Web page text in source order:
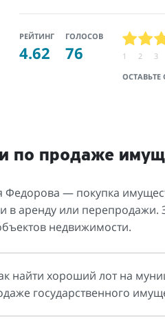
РЕЙТИНГ
4.62
ГОЛОСОВ
76
ОСТАВЬТЕ
1 2 3
по продаже
Федорова — покупка
аренду или перепродажи.
недвижимости.
найти хороший лот на
государственного